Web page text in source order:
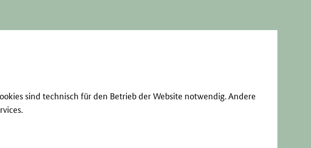
sind technisch für den Betrieb der Website notwendig. Andere